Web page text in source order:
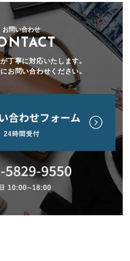
お問い合わせ
丁寧に対応いたします。
お問い合わせください。